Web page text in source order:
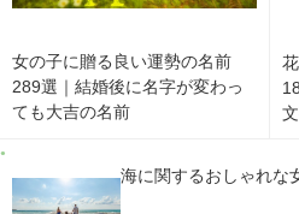
女の子に贈る良い運勢の名前
289選｜結婚後に名字が変わっ
ても大吉の名前
海に関するおしゃれな